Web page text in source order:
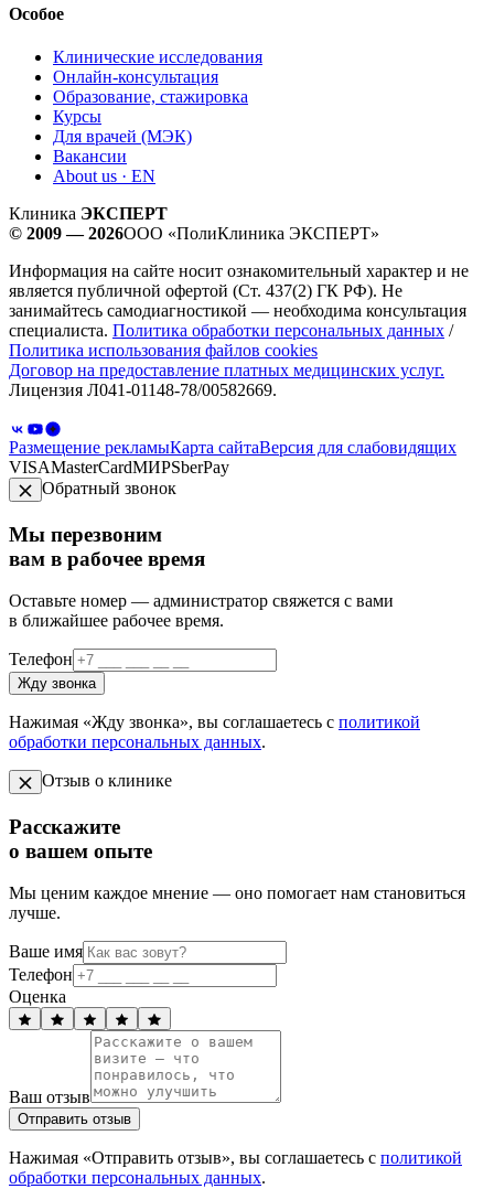
Особое
Клинические исследования
Онлайн-консультация
Образование, стажировка
Курсы
Для врачей (МЭК)
Вакансии
About us · EN
Клиника ЭКСПЕРТ
© 2009 — 2026ООО «ПолиКлиника ЭКСПЕРТ»
Информация на сайте носит ознакомительный характер и не
является публичной офертой (Ст. 437(2) ГК РФ). Не
занимайтесь самодиагностикой — необходима консультация
специалиста. Политика обработки персональных данных /
Политика использования файлов cookies
Договор на предоставление платных медицинских услуг.
Лицензия Л041-01148-78/00582669.
Размещение рекламыКарта сайтаВерсия для слабовидящих
VISAMasterCardМИРSberPay
Обратный звонок
Мы перезвоним
вам в рабочее время
Оставьте номер — администратор свяжется с вами
в ближайшее рабочее время.
Телефон
Жду звонка
Нажимая «Жду звонка», вы соглашаетесь с политикой
обработки персональных данных.
Отзыв о клинике
Расскажите
о вашем опыте
Мы ценим каждое мнение — оно помогает нам становиться
лучше.
Ваше имя
Телефон
Оценка
Ваш отзыв
Отправить отзыв
Нажимая «Отправить отзыв», вы соглашаетесь с политикой
обработки персональных данных.